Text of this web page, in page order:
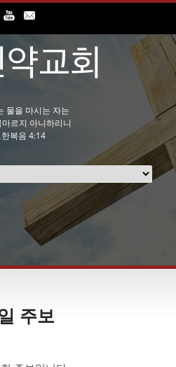
물을 마시는 자는
르지 아니하리니
한복음 4:14
주보